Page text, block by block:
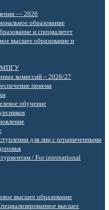
— 2026
образование
и специалитет
высшее образование и
МПГУ
комиссий – 2026/27
приема
обучение
для лиц с ограниченными
/ For international
высшее образование
высшее